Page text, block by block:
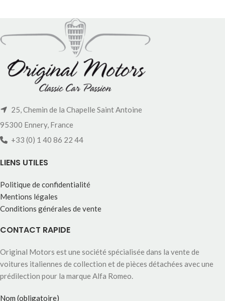
25, Chemin de la Chapelle Saint Antoine
95300 Ennery, France
+33 (0) 1 40 86 22 44
LIENS UTILES
Politique de confidentialité
Mentions légales
Conditions générales de vente
CONTACT RAPIDE
Original Motors est une société spécialisée dans la vente de
voitures italiennes de collection et de pièces détachées avec une
prédilection pour la marque Alfa Romeo.
Nom (obligatoire)